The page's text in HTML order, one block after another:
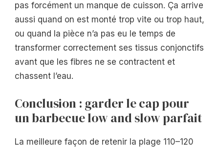
pas forcément un manque de cuisson. Ça arrive
aussi quand on est monté trop vite ou trop haut,
ou quand la pièce n’a pas eu le temps de
transformer correctement ses tissus conjonctifs
avant que les fibres ne se contractent et
chassent l’eau.
Conclusion : garder le cap pour
un barbecue low and slow parfait
La meilleure façon de retenir la plage 110–120